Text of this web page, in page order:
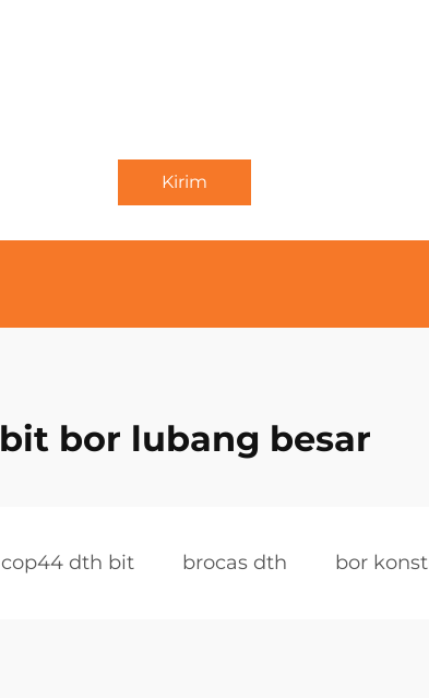
Kirim
bit bor lubang besar
cop44 dth bit brocas dth bor